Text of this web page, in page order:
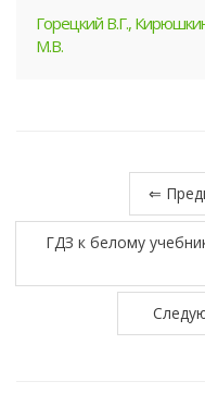
Горецкий В.Г.,
М.В.
⇐
ГДЗ к белому